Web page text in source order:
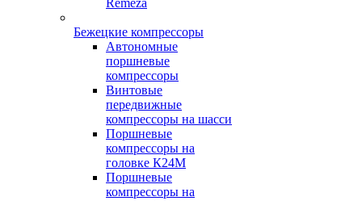
Remeza
Бежецкие компрессоры
Автономные
поршневые
компрессоры
Винтовые
передвижные
компрессоры на шасси
Поршневые
компрессоры на
головке К24М
Поршневые
компрессоры на